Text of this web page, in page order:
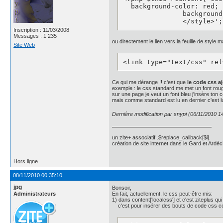
.news_body{
border: 1px solid
-webkit-border-
-webkit-box-shadow:
    color: #fff;
font-family:
    font-size: 1em;
    line-height: 1;
    margin-bottom: 10px;
padding: 15px 0 12px
text-shadow: 0px -
#P0, #P2, #P4, #P6{
background: -moz-
    border-radius: 5px;
-moz-border-radius:
-webkit-border-
-moz-box-shadow:
Inscription : 11/03/2008
Messages : 1 235
Site Web
  background-color: red;
</
ou directement le lien vers la feuille de style
<link type="text/css"
Ce qui me dérange !! c'est quele code css
exemple : le css standard me met un font
sur une page je veut un font bleu j'insère ton
mais comme standard est lu en dernier c'est
Dernière modification par snypi (06/11/2010
un zite+ associatif .$replace_callback[$i].
création de site internet dans le Gard et
Hors ligne
08/11/2010 00:35:10
jpg
Administrateurs
Bonsoir,
En fait, actuellement, le css peut-être mis:
1) dans content['localcss'] et c'est ziteplus
c'est pour insérer des bouts de code css